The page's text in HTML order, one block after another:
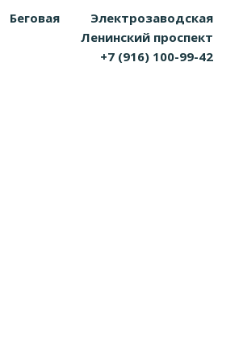
Беговая
Электрозаводская
Ленинский проспект
+7 (916) 100-99-42